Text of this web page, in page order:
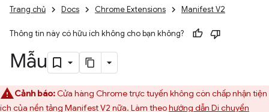
Trang chủ Docs Chrome Extensions Manifest V2
Thông tin này có hữu ích không cho bạn không?
Mẫu
Cảnh báo:Cửa hàng Chrome trực tuyến không còn chấp nhận tiện
ích của nền tảng Manifest V2 nữa. Làm theohướng dẫn Di chuyển